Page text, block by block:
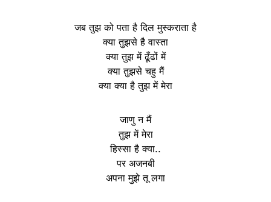
जब तुझ को पता है दिल मुस्कराता है
क्या तुझसे है वास्ता
क्या तुझ में ढूँढों में
क्या तुझसे चहु मैं
क्या क्या है तुझ में मेरा
जाणु न मैं
तुझ में मेरा
हिस्सा है क्या..
पर अजनबी
अपना मुझे तू लगा